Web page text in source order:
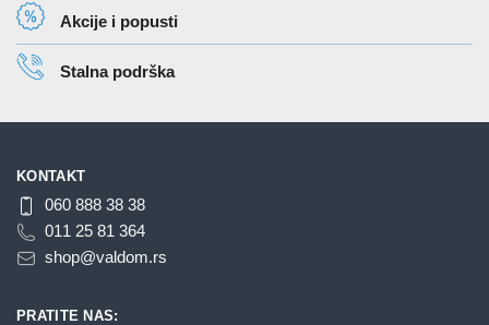
Akcije i popusti
Stalna podrška
KONTAKT
060 888 38 38
011 25 81 364
shop@valdom.rs
PRATITE NAS: